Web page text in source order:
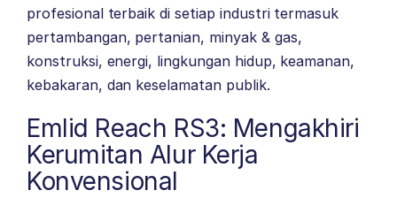
profesional terbaik di setiap industri termasuk
pertambangan, pertanian, minyak & gas,
konstruksi, energi, lingkungan hidup, keamanan,
kebakaran, dan keselamatan publik.
Emlid Reach RS3: Mengakhiri
Kerumitan Alur Kerja
Konvensional